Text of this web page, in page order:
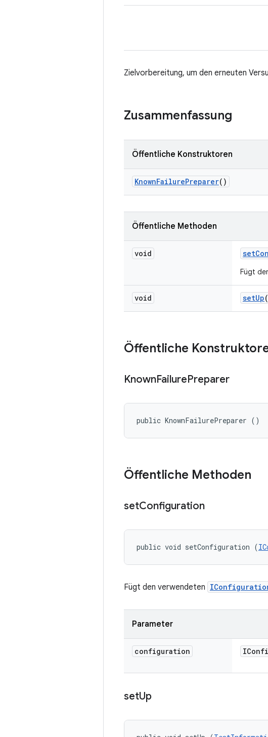
Zielvorbereitung, um den erneuten
Zusammenfassung
Öffentliche Konstruktoren
KnownFailurePreparer()
Öffentliche Methoden
void set
Fügt
void setUp(
Öffentliche
KnownFailurePreparer
public KnownFailurePreparer ()
Öffentliche Methoden
setConfiguration
public void setConfiguration (
Fügt den verwendeten
Parameter
configuration
setUp